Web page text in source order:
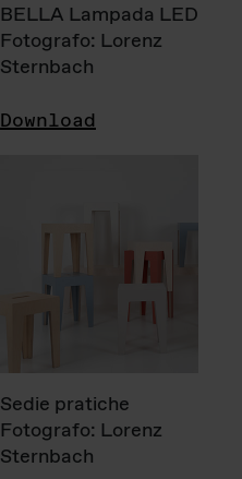
BELLA Lampada LED
Fotografo: Lorenz
Sternbach
Download
Sedie pratiche
Fotografo: Lorenz
Sternbach